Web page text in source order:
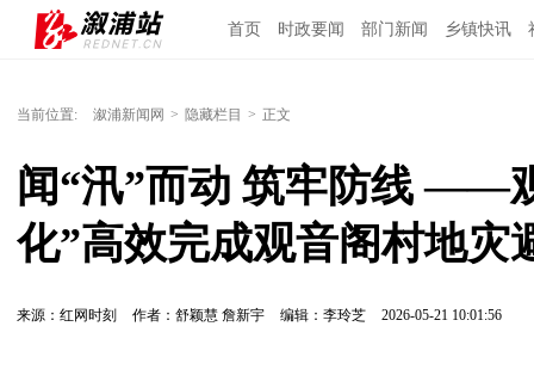
首页 时政要闻 部门新闻 乡镇快讯
当前位置: 溆浦新闻网 > 隐藏栏目 > 正文
闻“汛”而动 筑牢防线 ——
化”高效完成观音阁村地灾
来源：红网时刻 作者：舒颖慧 詹新宇 编辑：李玲芝 2026-05-21 10:01:56